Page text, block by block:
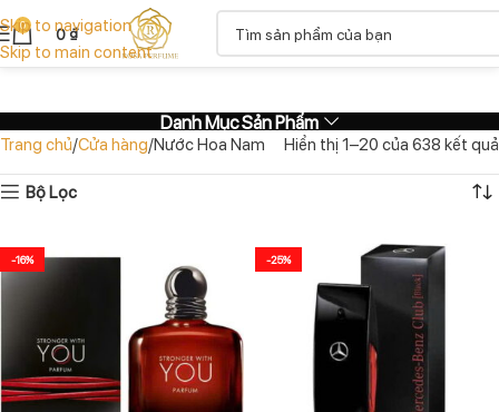
Skip to navigation
Skip to main content
0 0₫
Danh Mục Sản Phẩm
Trang chủ Cửa hàng Nước Hoa Nam Hiển thị 1–20 của 638 kết quả
Bộ Lọc
-16% -25%